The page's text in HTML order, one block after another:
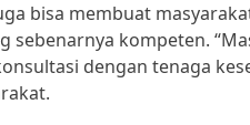
bisa membuat
sebenarnya kompeten.
dengan tenaga